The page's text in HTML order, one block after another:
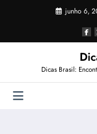
junho 6,
Dicas Brasil: